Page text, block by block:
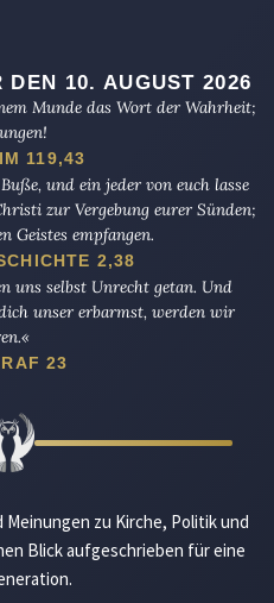
DEN 10. AUGUST 2026
Munde das Wort der Wahrheit;
119,43
und ein jeder von euch lasse
zur Vergebung eurer Sünden;
Geistes empfangen.
2,38
uns selbst Unrecht getan. Und
unser erbarmst, werden wir
23
zu Kirche, Politik und
Blick aufgeschrieben für eine